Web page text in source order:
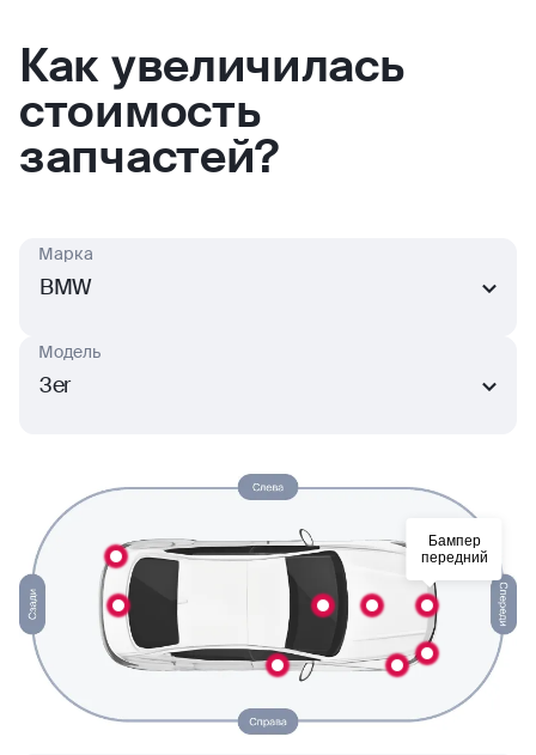
Как увеличилась
стоимость
запчастей?
BMW
Марка
3er
Модель
Бампер
передний